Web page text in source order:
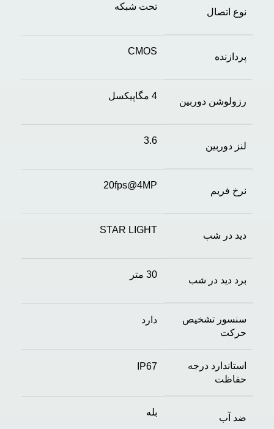
نوع اتصال
تحت شبکه
پردازنده
CMOS
رزولوشن دوربین
4 مگاپیکسل
لنز دوربین
3.6
نرخ فریم
20fps@4MP
دید در شب
STAR LIGHT
برد دید در شب
30 متر
سنسور تشخیص
حرکت
دارد
استاندارد درجه
حفاظت
IP67
ضد آب
بله